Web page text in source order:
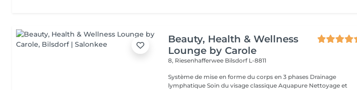
Beauty, Health & Wellness
Lounge by Carole
8, Riesenhafferwee Bilsdorf L-8811
Système de mise en forme du corps en 3 phases Drainage
lymphatique Soin du visage classique Aquapure Nettoyage et